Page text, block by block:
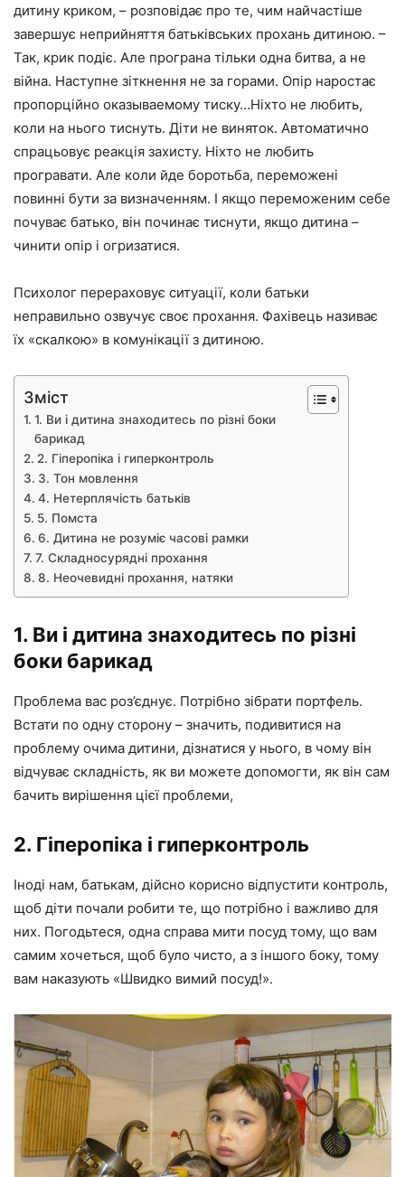
дитину криком, – розповідає про те, чим найчастіше
завершує неприйняття батьківських прохань дитиною. –
Так, крик подіє. Але програна тільки одна битва, а не
війна. Наступне зіткнення не за горами. Опір наростає
пропорційно оказываемому тиску…Ніхто не любить,
коли на нього тиснуть. Діти не виняток. Автоматично
спрацьовує реакція захисту. Ніхто не любить
програвати. Але коли йде боротьба, переможені
повинні бути за визначенням. І якщо переможеним себе
почуває батько, він починає тиснути, якщо дитина –
чинити опір і огризатися.
Психолог перераховує ситуації, коли батьки
неправильно озвучує своє прохання. Фахівець називає
їх «скалкою» в комунікації з дитиною.
Зміст
1. Ви і дитина знаходитесь по різні боки
барикад
2. Гіперопіка і гиперконтроль
3. Тон мовлення
4. Нетерплячість батьків
5. Помста
6. Дитина не розуміє часові рамки
7. Складносурядні прохання
8. Неочевидні прохання, натяки
1. Ви і дитина знаходитесь по різні
боки барикад
Проблема вас роз’єднує. Потрібно зібрати портфель.
Встати по одну сторону – значить, подивитися на
проблему очима дитини, дізнатися у нього, в чому він
відчуває складність, як ви можете допомогти, як він сам
бачить вирішення цієї проблеми,
2. Гіперопіка і гиперконтроль
Іноді нам, батькам, дійсно корисно відпустити контроль,
щоб діти почали робити те, що потрібно і важливо для
них. Погодьтеся, одна справа мити посуд тому, що вам
самим хочеться, щоб було чисто, а з іншого боку, тому
вам наказують «Швидко вимий посуд!».